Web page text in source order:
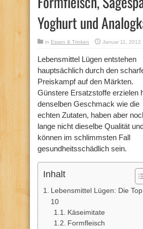
Yoghurt und
in Essen & Trinken Januar 11, 2012
Lebensmittel Lügen entstehen
hauptsächlich durch den
Preiskampf auf den Märkten.
Günstere Ersatzstoffe erzielen
denselben Geschmack wie die
echten Zutaten, haben aber
lange nicht dieselbe Qualität
können im schlimmsten Fall
gesundheitsschädlich sein.
Inhalt
Lebensmittel Lügen: Die Top
10
Käseimitate
Formfleisch